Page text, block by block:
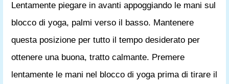
Lentamente piegare in avanti appoggiando le mani sul
blocco di yoga, palmi verso il basso. Mantenere
questa posizione per tutto il tempo desiderato per
ottenere una buona, tratto calmante. Premere
lentamente le mani nel blocco di yoga prima di tirare il